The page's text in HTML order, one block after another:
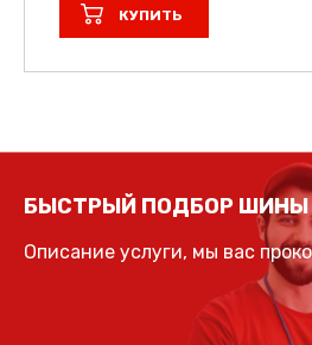
КУПИТЬ
БЫСТРЫЙ ПОДБОР ШИНЫ
Описание услуги, мы вас